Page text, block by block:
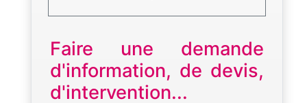
Faire une demande
d'information, de devis,
d'intervention...